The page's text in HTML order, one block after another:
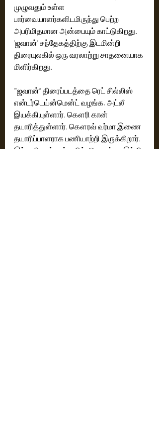
முழுவதும் உள்ள
பார்வையாளர்களிடமிருந்து பெற்ற
அபரிமிதமான அன்பையும் காட்டுகிறது.
'ஜவான்' சந்தேகத்திற்கு இடமின்றி
திரையுலகில் ஒரு வரலாற்று சாதனையாக
மிளிர்கிறது.
'“ஜவான்” திரைப்படத்தை ரெட் சில்லிஸ்
என்டர்டெய்ன்மென்ட் வழங்க, அட்லீ
இயக்கியுள்ளார். கௌரி கான்
தயாரித்துள்ளார். கௌரவ் வர்மா இணை
தயாரிப்பாளராக பணியாற்றி இருக்கிறார்.
இந்த திரைப்படம் தமிழ், தெலுங்கு, இந்தி